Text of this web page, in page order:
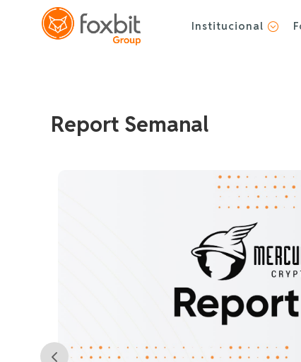
;
Institucional
Report Semanal